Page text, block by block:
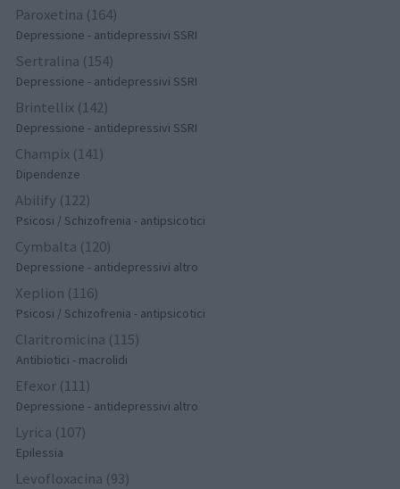
Paroxetina (164)
Depressione - antidepressivi SSRI
Sertralina (154)
Depressione - antidepressivi SSRI
Brintellix (142)
Depressione - antidepressivi SSRI
Champix (141)
Dipendenze
Abilify (122)
Psicosi / Schizofrenia - antipsicotici
Cymbalta (120)
Depressione - antidepressivi altro
Xeplion (116)
Psicosi / Schizofrenia - antipsicotici
Claritromicina (115)
Antibiotici - macrolidi
Efexor (111)
Depressione - antidepressivi altro
Lyrica (107)
Epilessia
Levofloxacina (93)